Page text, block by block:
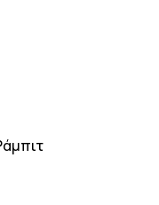
περισσότερα